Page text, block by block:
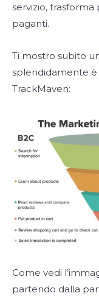
servizio,
paganti.
Ti mostro subito
splendidamente è
TrackMaven:
Come vedi
partendo dalla